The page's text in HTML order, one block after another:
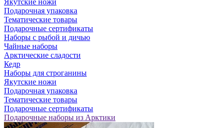
Якутские ножи
Подарочная упаковка
Тематические товары
Подарочные сертификаты
Наборы с рыбой и дичью
Чайные наборы
Арктические сладости
Кедр
Наборы для строганины
Якутские ножи
Подарочная упаковка
Тематические товары
Подарочные сертификаты
Подарочные наборы из Арктики